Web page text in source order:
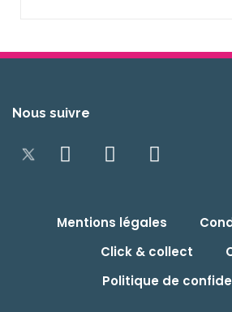
Nous suivre
Mentions légales
Click & collect
Politique de